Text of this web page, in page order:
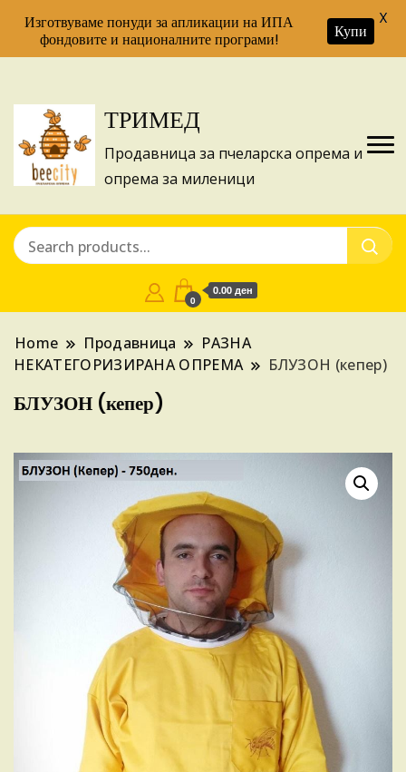
ТРИМЕД
Продавница за пчеларска опрема и
опрема за миленици
0
0.00 ден
Home Продавница
РАЗНА
НЕКАТЕГОРИЗИРАНА ОПРЕМА
БЛУЗОН (кепер)
БЛУЗОН (кепер)
Изготвуваме понуди за апликации на ИПА
фондовите и националните програми!
Купи
X